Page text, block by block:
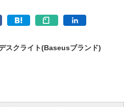
スクライト(Baseusブランド)